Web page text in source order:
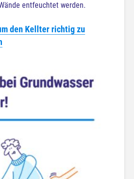
entfeuchtet werden.
den Kellter richtig zu